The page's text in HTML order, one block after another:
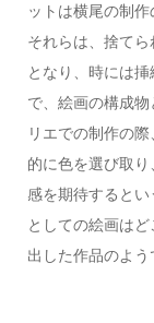
ットは横尾の制
それらは、捨て
となり、時には
で、絵画の構成
リエでの制作の
的に色を選び取
感を期待すると
としての絵画は
出した作品のよ